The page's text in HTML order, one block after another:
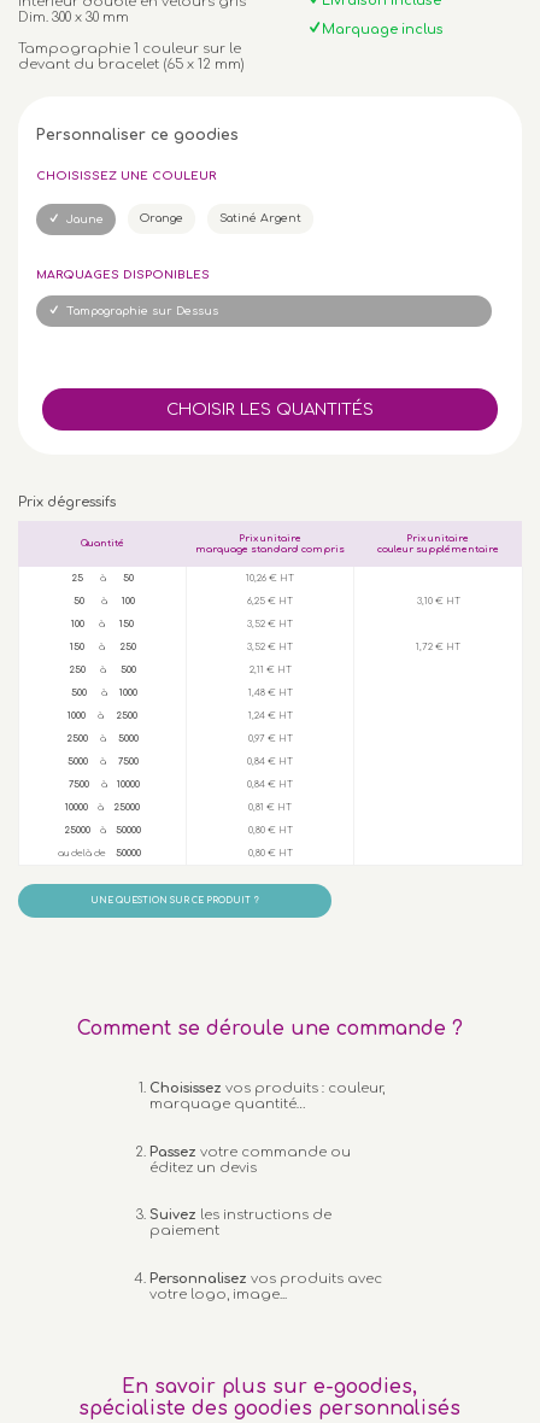
Dim. 300 x 30 mm
Tampographie 1 couleur sur le
devant du bracelet (65 x 12 mm)
Marquage inclus
Personnaliser ce goodies
CHOISISSEZ UNE COULEUR
Jaune Orange Satiné Argent
MARQUAGES DISPONIBLES
Tampographie sur Dessus
Prix dégressifs
Quantité
Prix unitaire
marquage standard compris
Prix unitaire
couleur supplémentaire
25 à 50 10,26 € HT
50à 100 6,25 € HT 3,10 € HT
100 à 150 3,52 € HT
150à 250 3,52 € HT 1,72 € HT
250 à 500 2,11 € HT
500à 1000 1,48 € HT
1000 à 2500 1,24 € HT
2500 à 5000 0,97 € HT
5000à 7500 0,84 € HT
7500à 10000 0,84 € HT
10000 à 25000 0,81 € HT
25000 à 50000 0,80 € HT
au delà de 50000 0,80 € HT
UNE QUESTION SUR CE PRODUIT ?
Comment se déroule une commande ?
Choisissez vos produits : couleur,
marquage quantité…
Passez votre commande ou
éditez un devis
Suivez les instructions de
paiement
Personnalisez vos produits avec
votre logo, image...
En savoir plus sur e-goodies,
spécialiste des goodies personnalisés